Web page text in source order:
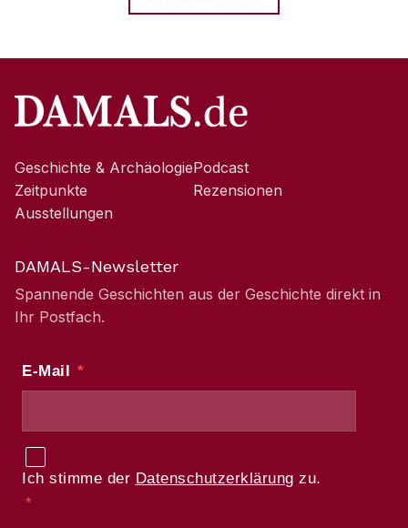
Geschichte & Archäologie
Zeitpunkte
Ausstellungen
Podcast
Rezensionen
DAMALS-Newsletter
Spannende Geschichten aus der Geschichte direkt in
Ihr Postfach.